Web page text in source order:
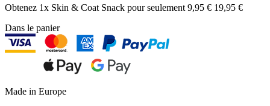
Obtenez 1x Skin & Coat Snack pour seulement9,95 € 19,95 €
Dans le panier
Made in Europe